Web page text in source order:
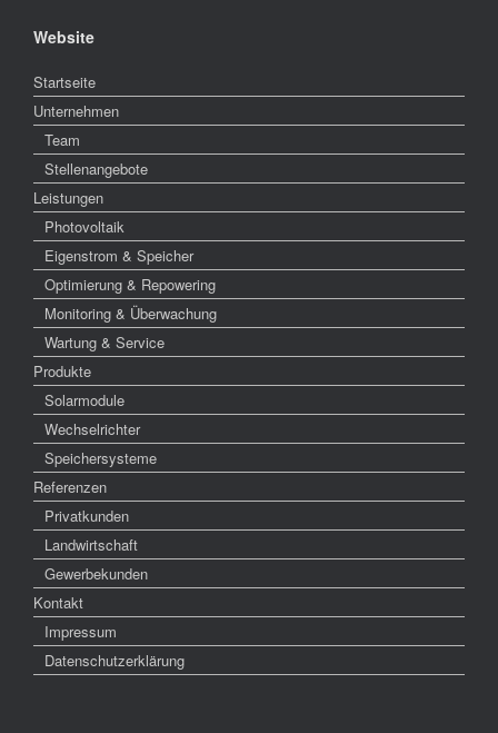
Website
Startseite
Unternehmen
Team
Stellenangebote
Leistungen
Photovoltaik
Eigenstrom & Speicher
Optimierung & Repowering
Monitoring & Überwachung
Wartung & Service
Produkte
Solarmodule
Wechselrichter
Speichersysteme
Referenzen
Privatkunden
Landwirtschaft
Gewerbekunden
Kontakt
Impressum
Datenschutzerklärung